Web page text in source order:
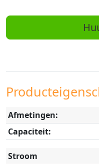
Afmetingen:
Capaciteit:
Stroom